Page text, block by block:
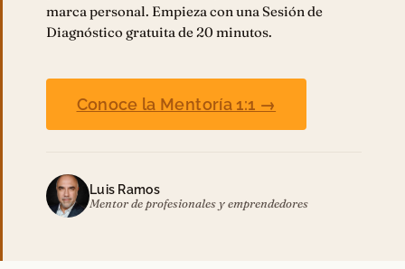
marca personal. Empieza con una Sesión de
Diagnóstico gratuita de 20 minutos.
Conoce la Mentoría 1:1 →
Luis Ramos
Mentor de profesionales y emprendedores